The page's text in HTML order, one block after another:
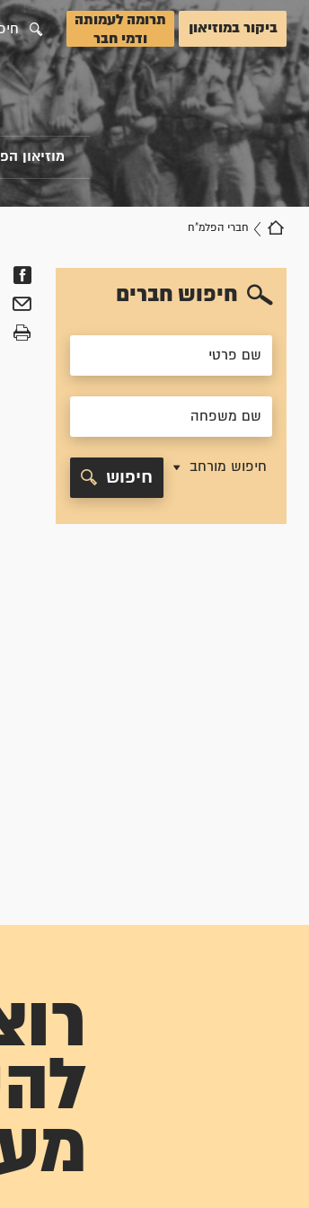
ביקור במוזיאון
תרומה לעמותה
ודמי חבר
מוזיאון
חברי הפלמ"ח
חיפוש חברים
חיפוש מורחב
חיפוש